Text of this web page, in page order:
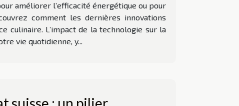
améliorer l’efficacité énergétique ou pour
comment les dernières innovations
culinaire. L’impact de la technologie sur la
vie quotidienne, y...